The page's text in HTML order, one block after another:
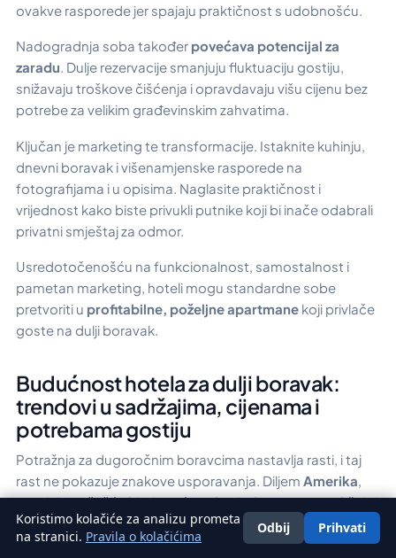
ovakve rasporede jer spajaju praktičnost s udobnošću.
Nadogradnja soba također povećava potencijal za
zaradu. Dulje rezervacije smanjuju fluktuaciju gostiju,
snižavaju troškove čišćenja i opravdavaju višu cijenu bez
potrebe za velikim građevinskim zahvatima.
Ključan je marketing te transformacije. Istaknite kuhinju,
dnevni boravak i višenamjenske rasporede na
fotografijama i u opisima. Naglasite praktičnost i
vrijednost kako biste privukli putnike koji bi inače odabrali
privatni smještaj za odmor.
Usredotočenošću na funkcionalnost, samostalnost i
pametan marketing, hoteli mogu standardne sobe
pretvoriti u profitabilne, poželjne apartmane koji privlače
goste na dulji boravak.
Budućnost hotela za dulji boravak:
trendovi u sadržajima, cijenama i
potrebama gostiju
Potražnja za dugoročnim boravcima nastavlja rasti, i taj
rast ne pokazuje znakove usporavanja. Diljem Amerika,
putnici sve češće biraju veće sobe, jednostavne sadržaje i
fleksibilne cijene koje odgovaraju stvarnim životnim
potrebama. Kako ovaj trend jača, hotelijeri bi trebali
Koristimo kolačiće za analizu prometa
na stranici. Pravila o kolačićima
Odbij Prihvati
Hrvatski